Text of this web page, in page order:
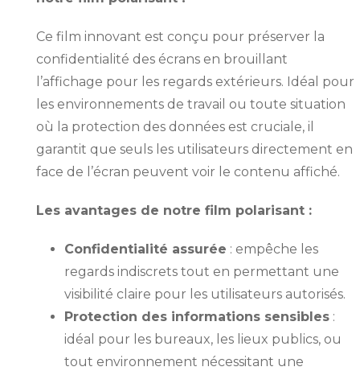
Ce film innovant est conçu pour préserver la
confidentialité des écrans en brouillant
l’affichage pour les regards extérieurs. Idéal pour
les environnements de travail ou toute situation
où la protection des données est cruciale, il
garantit que seuls les utilisateurs directement en
face de l’écran peuvent voir le contenu affiché.
Les avantages de notre film polarisant :
Confidentialité assurée : empêche les
regards indiscrets tout en permettant une
visibilité claire pour les utilisateurs autorisés.
Protection des informations sensibles :
idéal pour les bureaux, les lieux publics, ou
tout environnement nécessitant une